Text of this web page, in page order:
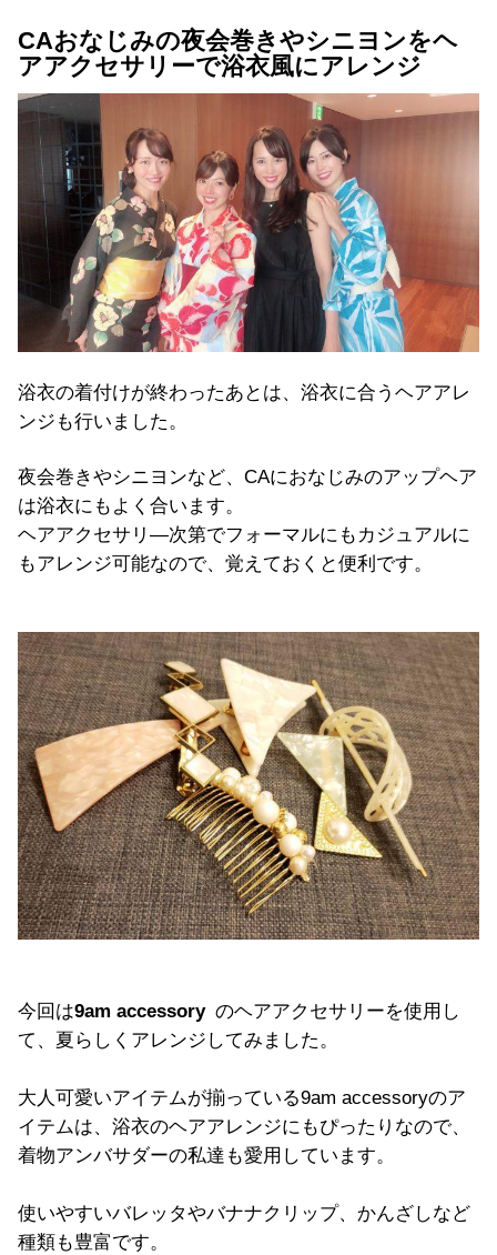
CAおなじみの夜会巻きやシニヨンをヘ
アアクセサリーで浴衣風にアレンジ
浴衣の着付けが終わったあとは、浴衣に合うヘアアレ
ンジも行いました。
夜会巻きやシニヨンなど、CAにおなじみのアップヘア
は浴衣にもよく合います。
ヘアアクセサリ―次第でフォーマルにもカジュアルに
もアレンジ可能なので、覚えておくと便利です。
今回は9am accessoryのヘアアクセサリーを使用し
て、夏らしくアレンジしてみました。
大人可愛いアイテムが揃っている9am accessoryのア
イテムは、浴衣のヘアアレンジにもぴったりなので、
着物アンバサダーの私達も愛用しています。
使いやすいバレッタやバナナクリップ、かんざしなど
種類も豊富です。